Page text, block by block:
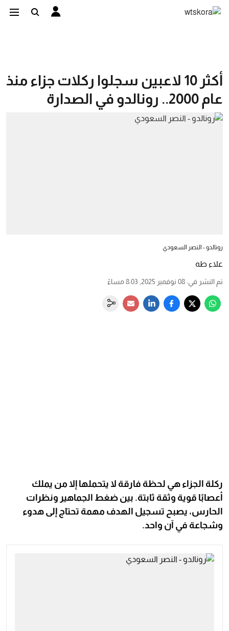
أكثر 10 لاعبين سجلوا ركلات جزاء منذ
عام 2000.. رونالدو في الصدارة
رونالدو - النصر السعودي
علاء طه
تم النشر في: 08 نوفمبر 2025, 8:03 مساءً
ركلة الجزاء هي لحظة فارقة لا يتحملها إلا من يملك
أعصابًا قوية وثقة ثابتة. بين ضغط الجماهير ونظرات
الحارس، يصبح تسجيل الهدف مهمة تحتاج إلى هدوء
وشجاعة في آن واحد.